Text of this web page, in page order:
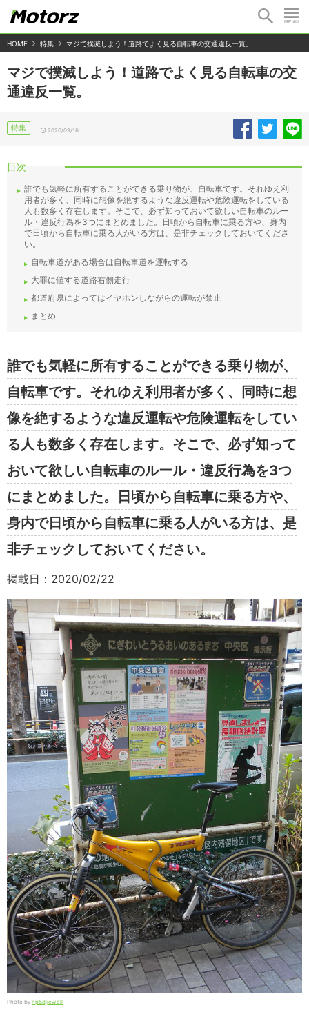
HOME 特集 マジで撲滅しよう！道路でよく見る自転車の交通違反一覧。
マジで撲滅しよう！道路でよく見る自転車の交
通違反一覧。
特集 2020/09/16
目次
誰でも気軽に所有することができる乗り物が、自転車です。それゆえ利
用者が多く、同時に想像を絶するような違反運転や危険運転をしている
人も数多く存在します。そこで、必ず知っておいて欲しい自転車のルー
ル・違反行為を3つにまとめました。日頃から自転車に乗る方や、身内
で日頃から自転車に乗る人がいる方は、是非チェックしておいてくださ
い。
自転車道がある場合は自転車道を運転する
大罪に値する道路右側走行
都道府県によってはイヤホンしながらの運転が禁止
まとめ
誰でも気軽に所有することができる乗り物が、
自転車です。それゆえ利用者が多く、同時に想
像を絶するような違反運転や危険運転をしてい
る人も数多く存在します。そこで、必ず知って
おいて欲しい自転車のルール・違反行為を3つ
にまとめました。日頃から自転車に乗る方や、
身内で日頃から自転車に乗る人がいる方は、是
非チェックしておいてください。
掲載日：2020/02/22
Photo by np&djjewell